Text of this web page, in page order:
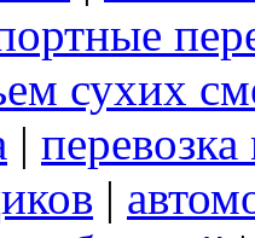
сухих
|
|